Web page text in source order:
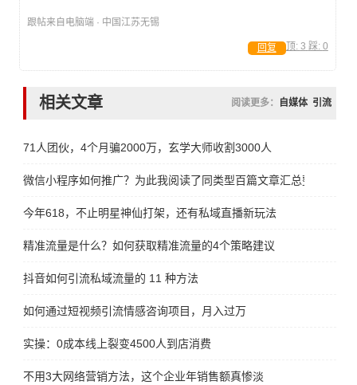
跟帖来自电脑端 · 中国江苏无锡
顶: 3 踩: 0
回复
相关文章 阅读更多： 自媒体 引流
71人团伙，4个月骗2000万，玄学大师收割3000人
微信小程序如何推广？为此我阅读了同类型百篇文章汇总整理而来
今年618，不止明星神仙打架，还有私域直播新玩法
精准流量是什么？如何获取精准流量的4个策略建议
抖音如何引流私域流量的 11 种方法
如何通过短视频引流情感咨询项目，月入过万
实操：0成本线上裂变4500人到店消费
不用3大网络营销方法，这个企业年销售额真惨淡